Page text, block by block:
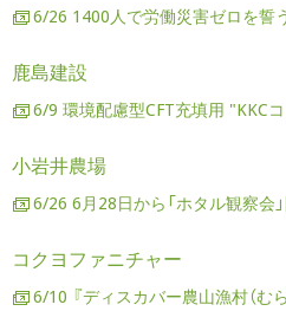
6/26 1400人で労働災害ゼロを誓
鹿島建設
6/9 環境配慮型CFT充填用 "KKC
小岩井農場
6/26 6月28日から「ホタル観察会」
コクヨファニチャー
6/10 『ディスカバー農山漁村（む